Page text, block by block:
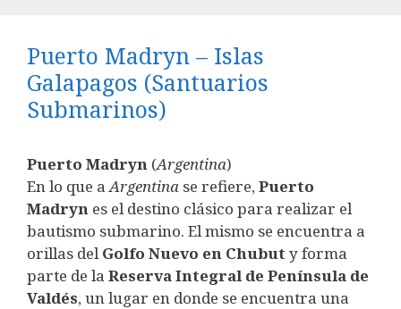
Puerto Madryn – Islas
Galapagos (Santuarios
Submarinos)
Puerto Madryn (Argentina)
En lo que aArgentina se refiere, Puerto
Madryn es el destino clásico para realizar el
bautismo submarino. El mismo se encuentra a
orillas delGolfo Nuevo en Chubut y forma
parte de la Reserva Integral de Península de
Valdés, un lugar en donde se encuentra una